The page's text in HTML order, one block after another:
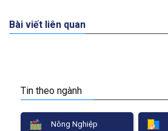
Bài viết liên quan
Tin theo ngành
Nông Nghiệp